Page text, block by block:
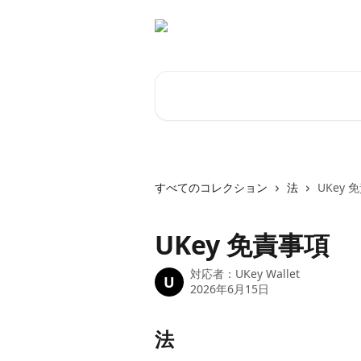
すべてのコレクション 法 UKey
UKey 免責事項
U 対応者： UKey Wallet
2026年6月15日
法